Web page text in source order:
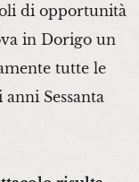
di opportunità
in Dorigo un
tutte le
Sessanta